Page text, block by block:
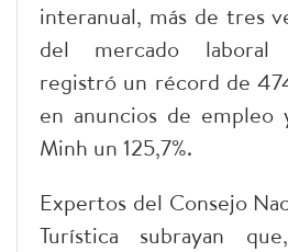
interanual, más de tres
del mercado laboral
registró un récord de
en anuncios de empleo
Minh un 125,7%.
Expertos del Consejo
Turística subrayan